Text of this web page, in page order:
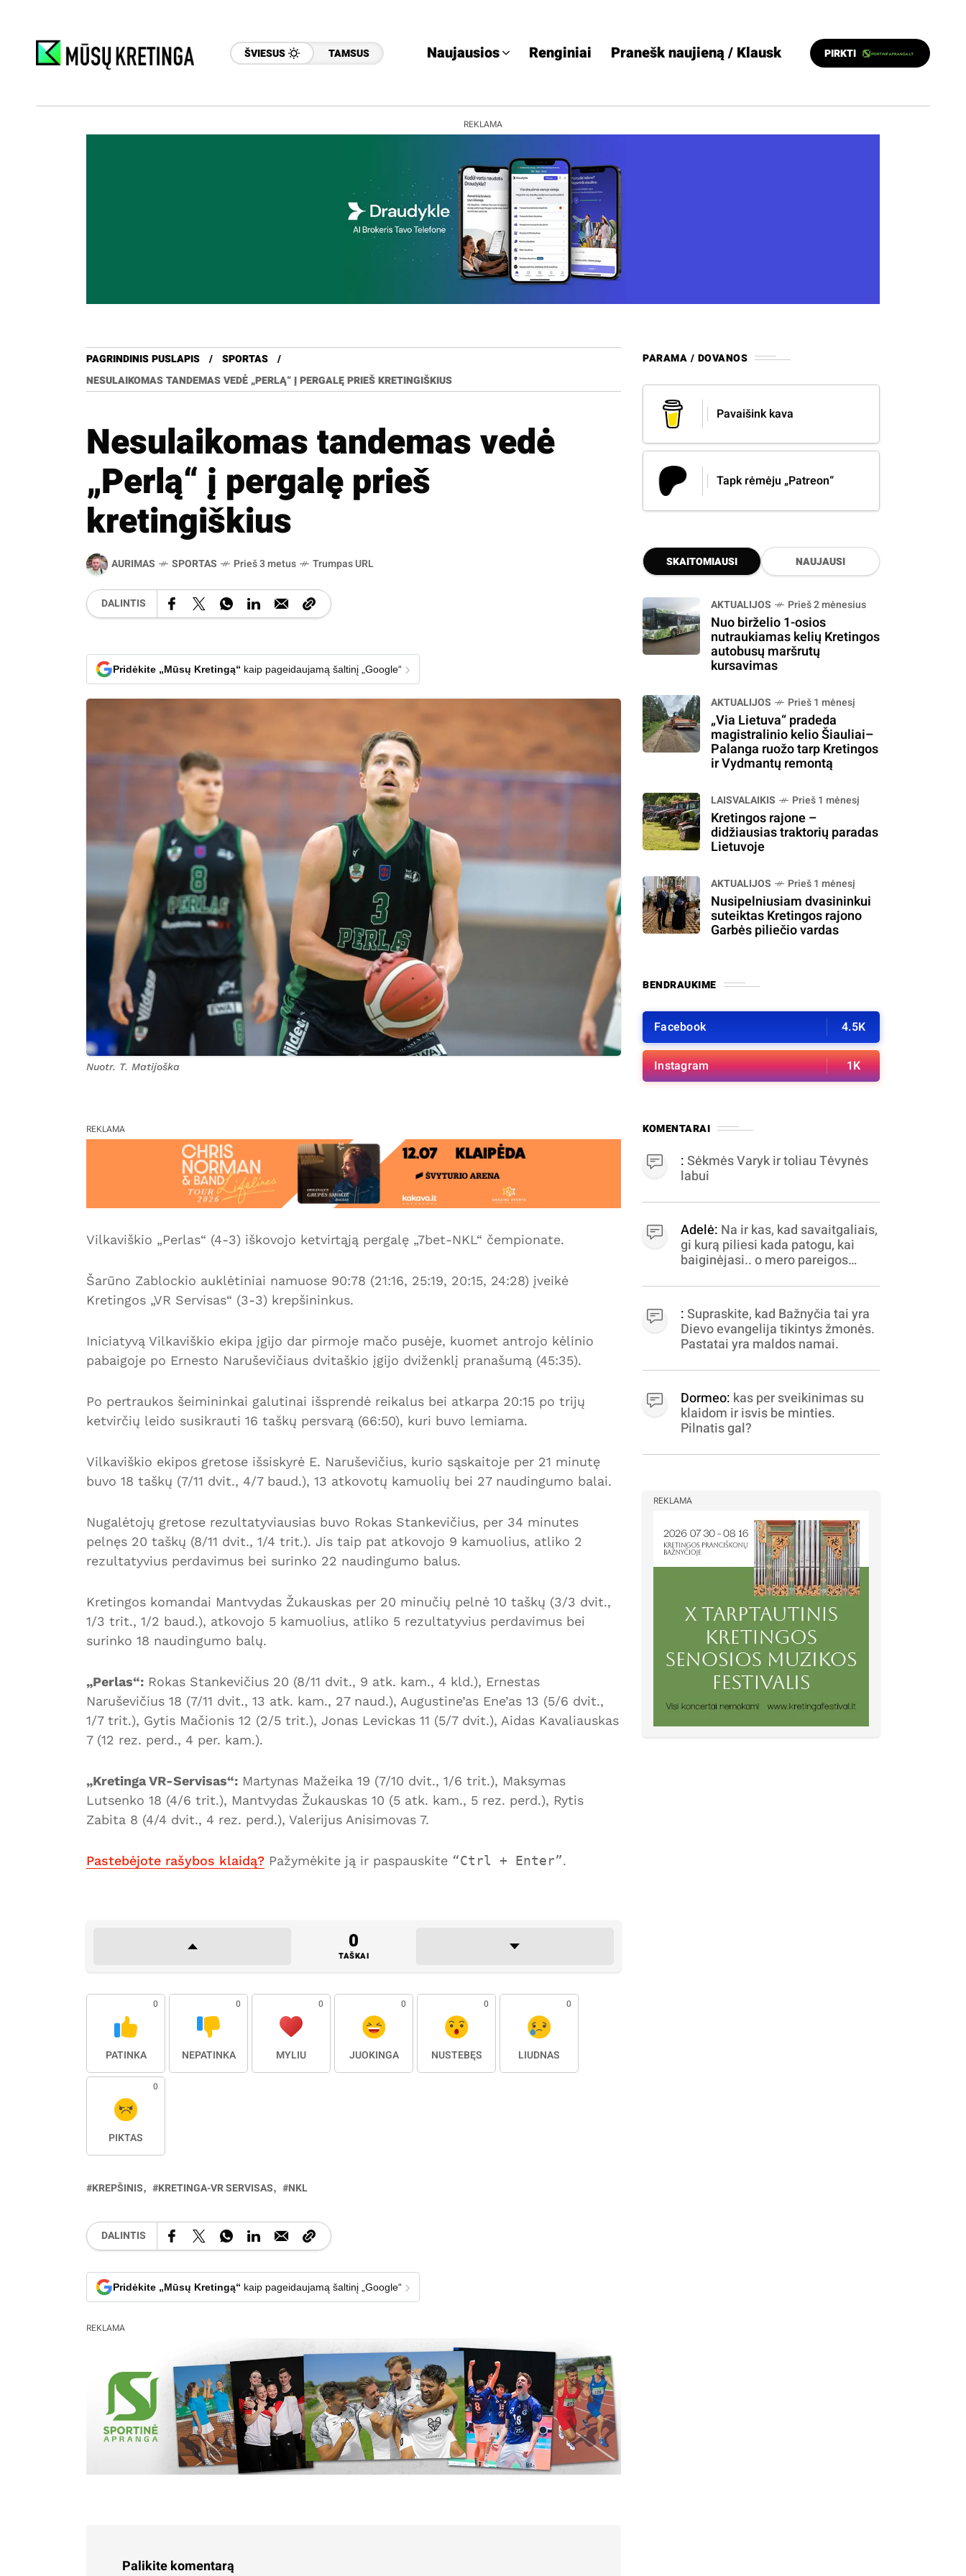
ŠVIESUS TAMSUS Naujausios Renginiai Pranešk naujieną / Klausk PIRKTI
REKLAMA
PAGRINDINIS PUSLAPIS
SPORTAS
NESULAIKOMAS TANDEMAS VEDĖ „PERLĄ“ Į PERGALĘ PRIEŠ KRETINGIŠKIUS
Nesulaikomas tandemas vedė
„Perlą“ į pergalę prieš
kretingiškius
AURIMAS SPORTAS Prieš 3 metus Trumpas URL
DALINTIS
Pridėkite „Mūsų Kretingą“ kaip pageidaujamą šaltinį „Google“ ›
Nuotr. T. Matijoška
REKLAMA
Vilkaviškio „Perlas“ (4-3) iškovojo ketvirtąją pergalę „7bet-NKL“ čempionate.
Šarūno Zablockio auklėtiniai namuose 90:78 (21:16, 25:19, 20:15, 24:28) įveikė
Kretingos „VR Servisas“ (3-3) krepšininkus.
Iniciatyvą Vilkaviškio ekipa įgijo dar pirmoje mačo pusėje, kuomet antrojo kėlinio
pabaigoje po Ernesto Naruševičiaus dvitaškio įgijo dviženklį pranašumą (45:35).
Po pertraukos šeimininkai galutinai išsprendė reikalus bei atkarpa 20:15 po trijų
ketvirčių leido susikrauti 16 taškų persvarą (66:50), kuri buvo lemiama.
Vilkaviškio ekipos gretose išsiskyrė E. Naruševičius, kurio sąskaitoje per 21 minutę
buvo 18 taškų (7/11 dvit., 4/7 baud.), 13 atkovotų kamuolių bei 27 naudingumo balai.
Nugalėtojų gretose rezultatyviausias buvo Rokas Stankevičius, per 34 minutes
pelnęs 20 taškų (8/11 dvit., 1/4 trit.). Jis taip pat atkovojo 9 kamuolius, atliko 2
rezultatyvius perdavimus bei surinko 22 naudingumo balus.
Kretingos komandai Mantvydas Žukauskas per 20 minučių pelnė 10 taškų (3/3 dvit.,
1/3 trit., 1/2 baud.), atkovojo 5 kamuolius, atliko 5 rezultatyvius perdavimus bei
surinko 18 naudingumo balų.
„Perlas“: Rokas Stankevičius 20 (8/11 dvit., 9 atk. kam., 4 kld.), Ernestas
Naruševičius 18 (7/11 dvit., 13 atk. kam., 27 naud.), Augustine’as Ene’as 13 (5/6 dvit.,
1/7 trit.), Gytis Mačionis 12 (2/5 trit.), Jonas Levickas 11 (5/7 dvit.), Aidas Kavaliauskas
7 (12 rez. perd., 4 per. kam.).
„Kretinga VR-Servisas“: Martynas Mažeika 19 (7/10 dvit., 1/6 trit.), Maksymas
Lutsenko 18 (4/6 trit.), Mantvydas Žukauskas 10 (5 atk. kam., 5 rez. perd.), Rytis
Zabita 8 (4/4 dvit., 4 rez. perd.), Valerijus Anisimovas 7.
Pastebėjote rašybos klaidą? Pažymėkite ją ir paspauskite Ctrl + Enter .
0
TAŠKAI
0
PATINKA
0
NEPATINKA
0
MYLIU
0
JUOKINGA
0
NUSTEBĘS
0
LIŪDNAS
0
PIKTAS
KREPŠINIS KRETINGA-VR SERVISAS NKL
DALINTIS
Pridėkite „Mūsų Kretingą“ kaip pageidaujamą šaltinį „Google“ ›
REKLAMA
Palikite komentarą
PARAMA / DOVANOS
Pavaišink kava
Tapk rėmėju „Patreon“
SKAITOMIAUSI NAUJAUSI
AKTUALIJOS Prieš 2 mėnesius
Nuo birželio 1-osios
nutraukiamas kelių Kretingos
autobusų maršrutų
kursavimas
AKTUALIJOS Prieš 1 mėnesį
„Via Lietuva“ pradeda
magistralinio kelio Šiauliai–
Palanga ruožo tarp Kretingos
ir Vydmantų remontą
LAISVALAIKIS Prieš 1 mėnesį
Kretingos rajone –
didžiausias traktorių paradas
Lietuvoje
AKTUALIJOS Prieš 1 mėnesį
Nusipelniusiam dvasininkui
suteiktas Kretingos rajono
Garbės piliečio vardas
BENDRAUKIME
Facebook 4.5K
Instagram 1K
KOMENTARAI
:Sėkmės Varyk ir toliau Tėvynės
labui
Adelė: Na ir kas, kad savaitgaliais,
gi kurą piliesi kada patogu, kai
baiginėjasi.. o mero pareigos
apibrėžiamos.. nežinau,
bereikalingas oro virpinimas,
ieškokit kur milijonus vagia
dujininkai, elektros aferistai,
stadionų statytojai Vilnuje
:Supraskite, kad Bažnyčia tai yra
Dievo evangelija tikintys žmonės.
Pastatai yra maldos namai.
Dormeo: kas per sveikinimas su
klaidom ir isvis be minties.
Pilnatis gal?
REKLAMA